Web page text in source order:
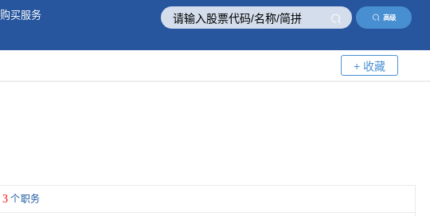
高级
购买服务
+ 收藏
3 个职务